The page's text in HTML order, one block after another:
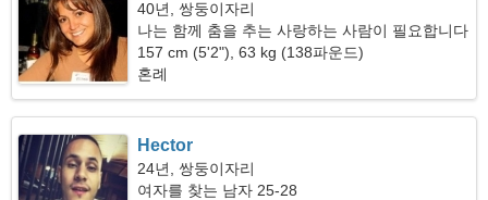
40년, 쌍둥이자리
나는 함께 춤을 추는 사랑하는 사람이 필요합니다
157 cm (5'2"), 63 kg (138파운드)
혼례
Hector
24년, 쌍둥이자리
여자를 찾는 남자 25-28